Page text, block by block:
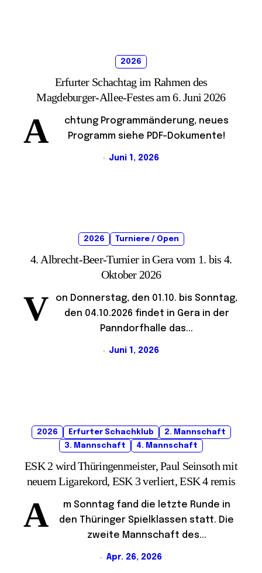
2026
Erfurter Schachtag im Rahmen des
Magdeburger-Allee-Festes am 6. Juni 2026
A
chtung Programmänderung, neues
Programm siehe PDF-Dokumente!
Juni 1, 2026
2026 Turniere / Open
4. Albrecht-Beer-Turnier in Gera vom 1. bis 4.
Oktober 2026
V
on Donnerstag, den 01.10. bis Sonntag,
den 04.10.2026 findet in Gera in der
Panndorfhalle das...
Juni 1, 2026
2026 Erfurter Schachklub
2. Mannschaft
3. Mannschaft
4. Mannschaft
ESK 2 wird Thüringenmeister, Paul Seinsoth mit
neuem Ligarekord, ESK 3 verliert, ESK 4 remis
A
m Sonntag fand die letzte Runde in
den Thüringer Spielklassen statt. Die
zweite Mannschaft des...
Apr. 26, 2026